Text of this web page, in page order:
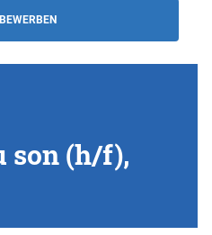
son (h/f),